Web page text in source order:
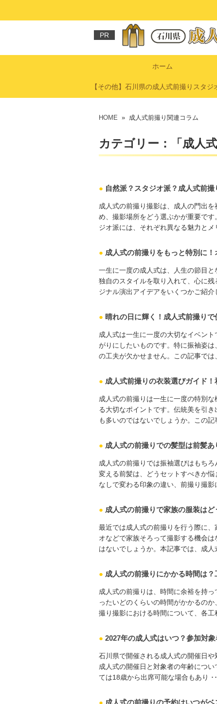
PR
ホーム
【その他】石川県の成人式前撮りスタジ
HOME » 成人式前撮り関連コラム
カテゴリー：「成人
● 自然派？スタジオ派？成人式前
成人式の前撮り撮影は、成人の門出
め、撮影場所をどう選ぶかが重要で
ジオ派には、それぞれ異なる魅力とメ
● 成人式の前撮りをもっと特別に
一生に一度の成人式は、人生の節目
独自のスタイルを取り入れて、心に
ジナル演出アイデアをいくつかご紹介
● 晴れの日に輝く！成人式前撮り
成人式は一生に一度の大切なイベン
がりにしたいものです。特に振袖姿
の工夫が欠かせません。この記事では
● 成人式前撮りの衣装選びガイド
成人式の前撮りは一生に一度の特別
る大切なポイントです。伝統美を引
も多いのではないでしょうか。この記
● 成人式の前撮りでの髪型は前髪
成人式の前撮りでは振袖選びはもち
変える前髪は、どうセットすべきか
なしで変わる印象の違い、前撮り撮影
● 成人式の前撮りで家族の服装は
最近では成人式の前撮りを行う際に
オなどで家族そろって撮影する機会
はないでしょうか。本記事では、成人
● 成人式の前撮りにかかる時間は
成人式の前撮りは、時間に余裕を持
ったいどのくらいの時間がかかるの
撮り撮影における時間について、各工
● 2027年の成人式はいつ？参加対
石川県で開催される成人式の開催日や
成人式の開催日と対象者の年齢につ
ては18歳から出席可能な場合もあり ･
● 成人式の前撮りの予約はいつが